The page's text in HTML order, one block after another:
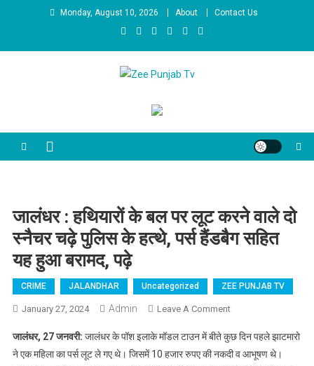
Skip to contentMonday, August 10, 2026 About Contact Us
Zee Punjab Tv
जालंधर : हथियारों के बल पर लूट करने वाले दो
स्नैचर चढ़े पुलिस के हत्थे, पर्स हैंडबैग सहित
यह हुआ बरामद, पढ़े
CRIME JALANDHAR Uncategorized ZEE PUNJAB TV
January 27, 2024 Admin Leave A CommentOn जालंधर : हथियारों
वाले दो स्नैचर चढ़े
पुलिस के हत्थे, पर्स
जालंधर, 27 जनवरी: जालंधर के पॉश इलाके मॉडल टाउन में बीते कुछ दिन पहले झाटमारो
ने एक महिला का पर्स लूट ले गए थे। जिसमें 10 हजार रुपए की नकदी व आभूषण थे।